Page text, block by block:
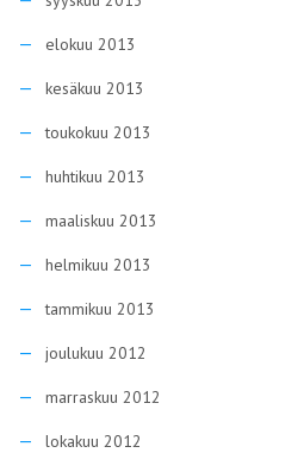
elokuu 2013
kesäkuu 2013
toukokuu 2013
huhtikuu 2013
maaliskuu 2013
helmikuu 2013
tammikuu 2013
joulukuu 2012
marraskuu 2012
lokakuu 2012